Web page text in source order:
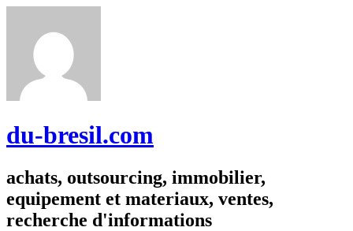
du-bresil.com
achats, outsourcing, immobilier,
equipement et materiaux, ventes,
recherche d'informations